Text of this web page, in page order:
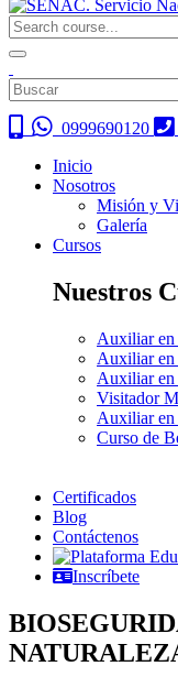
0999690120
Inicio
Nosotros
Misión y
Galería
Cursos
Nuestros
Auxiliar en
Auxiliar en
Auxiliar en
Visitador
Auxiliar en
Curso de
Certificados
Blog
Contáctenos
Inscríbete